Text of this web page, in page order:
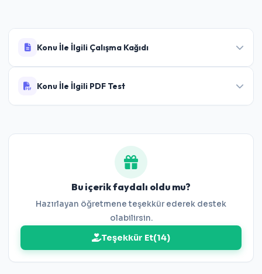
Konu İle İlgili Çalışma Kağıdı
7.Sınıf Tam Sayılarla Toplama ve Çıkarma
Konu İle İlgili PDF Test
Bu içerik faydalı oldu mu?
Hazırlayan öğretmene teşekkür ederek destek
olabilirsin.
Teşekkür Et(14)